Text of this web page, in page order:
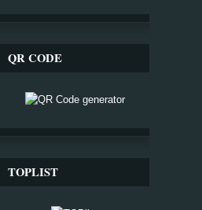
QR CODE
TOPLIST